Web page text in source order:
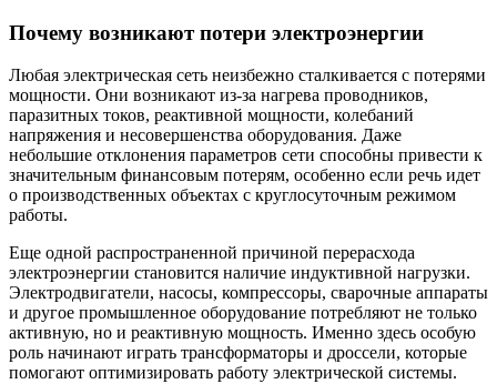
Почему возникают потери электроэнергии
Любая электрическая сеть неизбежно сталкивается с потерями
мощности. Они возникают из-за нагрева проводников,
паразитных токов, реактивной мощности, колебаний
напряжения и несовершенства оборудования. Даже
небольшие отклонения параметров сети способны привести к
значительным финансовым потерям, особенно если речь идет
о производственных объектах с круглосуточным режимом
работы.
Еще одной распространенной причиной перерасхода
электроэнергии становится наличие индуктивной нагрузки.
Электродвигатели, насосы, компрессоры, сварочные аппараты
и другое промышленное оборудование потребляют не только
активную, но и реактивную мощность. Именно здесь особую
роль начинают играть трансформаторы и дроссели, которые
помогают оптимизировать работу электрической системы.